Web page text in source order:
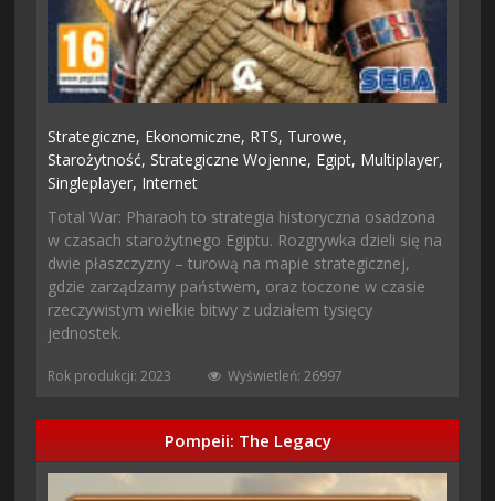
Strategiczne, Ekonomiczne, RTS, Turowe,
Starożytność,Strategiczne Wojenne, Egipt, Multiplayer,
Singleplayer, Internet
Total War: Pharaoh to strategia historyczna osadzona
w czasach starożytnego Egiptu. Rozgrywka dzieli się na
dwie płaszczyzny – turową na mapie strategicznej,
gdzie zarządzamy państwem, oraz toczone w czasie
rzeczywistym wielkie bitwy z udziałem tysięcy
jednostek.
Rok produkcji: 2023 Wyświetleń: 26997
Pompeii: The Legacy